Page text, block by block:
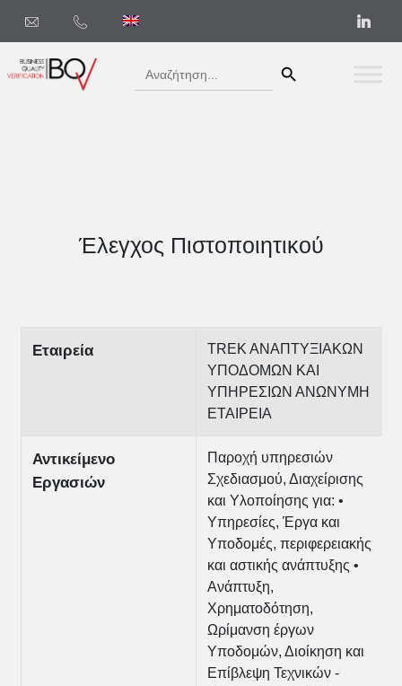
Search
for:
Έλεγχος Πιστοποιητικού
Εταιρεία
TREK AΝΑΠΤΥΞΙΑΚΩΝ
ΥΠΟΔΟΜΩΝ ΚΑΙ
ΥΠΗΡΕΣΙΩΝ ΑΝΩΝΥΜΗ
ΕΤΑΙΡΕΙΑ
Αντικείμενο
Εργασιών
Παροχή υπηρεσιών
Σχεδιασμού, Διαχείρισης
και Υλοποίησης για: •
Υπηρεσίες, Έργα και
Υποδομές, περιφερειακής
και αστικής ανάπτυξης •
Ανάπτυξη,
Χρηματοδότηση,
Ωρίμανση έργων
Υποδομών, Διοίκηση και
Επίβλεψη Τεχνικών -